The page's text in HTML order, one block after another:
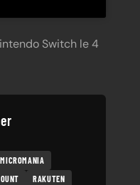
Switch le 4
MICROMANIA
RAKUTEN